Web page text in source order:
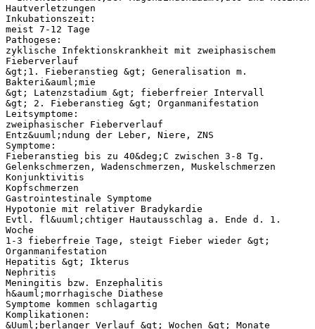
Hautverletzungen
Inkubationszeit:
meist 7-12 Tage
Pathogese:
zyklische Infektionskrankheit mit zweiphasischem
Fieberverlauf
&gt;1. Fieberanstieg &gt; Generalisation m.
Bakteri&auml;mie
&gt; Latenzstadium &gt; fieberfreier Intervall
&gt; 2. Fieberanstieg &gt; Organmanifestation
Leitsymptome:
zweiphasischer Fieberverlauf
Entz&uuml;ndung der Leber, Niere, ZNS
Symptome:
Fieberanstieg bis zu 40&deg;C zwischen 3-8 Tg.
Gelenkschmerzen, Wadenschmerzen, Muskelschmerzen
Konjunktivitis
Kopfschmerzen
Gastrointestinale Symptome
Hypotonie mit relativer Bradykardie
Evtl. fl&uuml;chtiger Hautausschlag a. Ende d. 1.
Woche
1-3 fieberfreie Tage, steigt Fieber wieder &gt;
Organmanifestation
Hepatitis &gt; Ikterus
Nephritis
Meningitis bzw. Enzephalitis
h&auml;morrhagische Diathese
Symptome kommen schlagartig
Komplikationen:
&Uuml;berlanger Verlauf &gt; Wochen &gt; Monate